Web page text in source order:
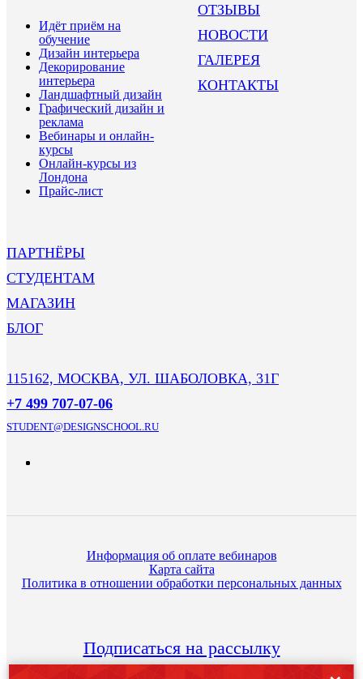
Идёт приём на
обучение
Дизайн интерьера
Декорирование
интерьера
Ландшафтный дизайн
Графический дизайн и
реклама
Вебинары и онлайн-
курсы
Онлайн-курсы из
Лондона
Прайс-лист
ОТЗЫВЫ
НОВОСТИ
ГАЛЕРЕЯ
КОНТАКТЫ
ПАРТНЁРЫ
СТУДЕНТАМ
МАГАЗИН
БЛОГ
115162, МОСКВА, УЛ. ШАБОЛОВКА, 31Г
+7 499 707-07-06
STUDENT@DESIGNSCHOOL.RU
Информация об оплате вебинаров
Карта сайта
Политика в отношении обработки персональных данных
Подписаться на рассылку